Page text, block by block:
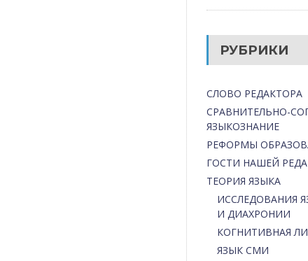
РУБРИКИ
СЛОВО РЕДАКТОРА
СРАВНИТЕЛЬНО-
ЯЗЫКОЗНАНИЕ
РЕФОРМЫ
ГОСТИ НАШЕЙ
ТЕОРИЯ ЯЗЫКА
ИССЛЕДОВАНИЯ
И ДИАХРОНИИ
КОГНИТИВНАЯ
ЯЗЫК СМИ